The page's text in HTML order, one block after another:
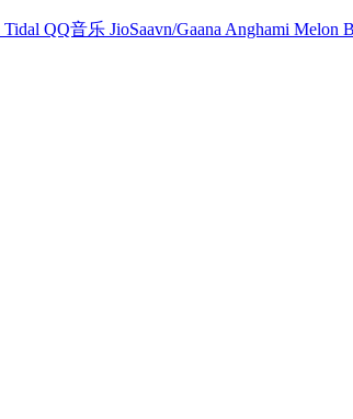
Tidal QQ音乐 JioSaavn/Gaana Anghami Melon